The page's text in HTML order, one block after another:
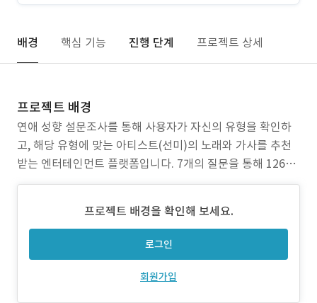
배경 핵심 기능 진행 단계 프로젝트 상세
프로젝트 배경
연애 성향 설문조사를 통해 사용자가 자신의 유형을 확인하
고, 해당 유형에 맞는 아티스트(선미)의 노래와 가사를 추천
받는 엔터테인먼트 플랫폼입니다. 7개의 질문을 통해 1267
가지 유형의 결과를 제공하며, 한국어와 영어를 지원해 글로
페이스북, 트위터 등 SNS로 공유할 수 있어 사용자 참여와 바
이럴 효과를 극대화했습니다. 기존 설문조사 플랫폼은
프로젝트 배경을 확인해 보세요.
로그인
회원가입